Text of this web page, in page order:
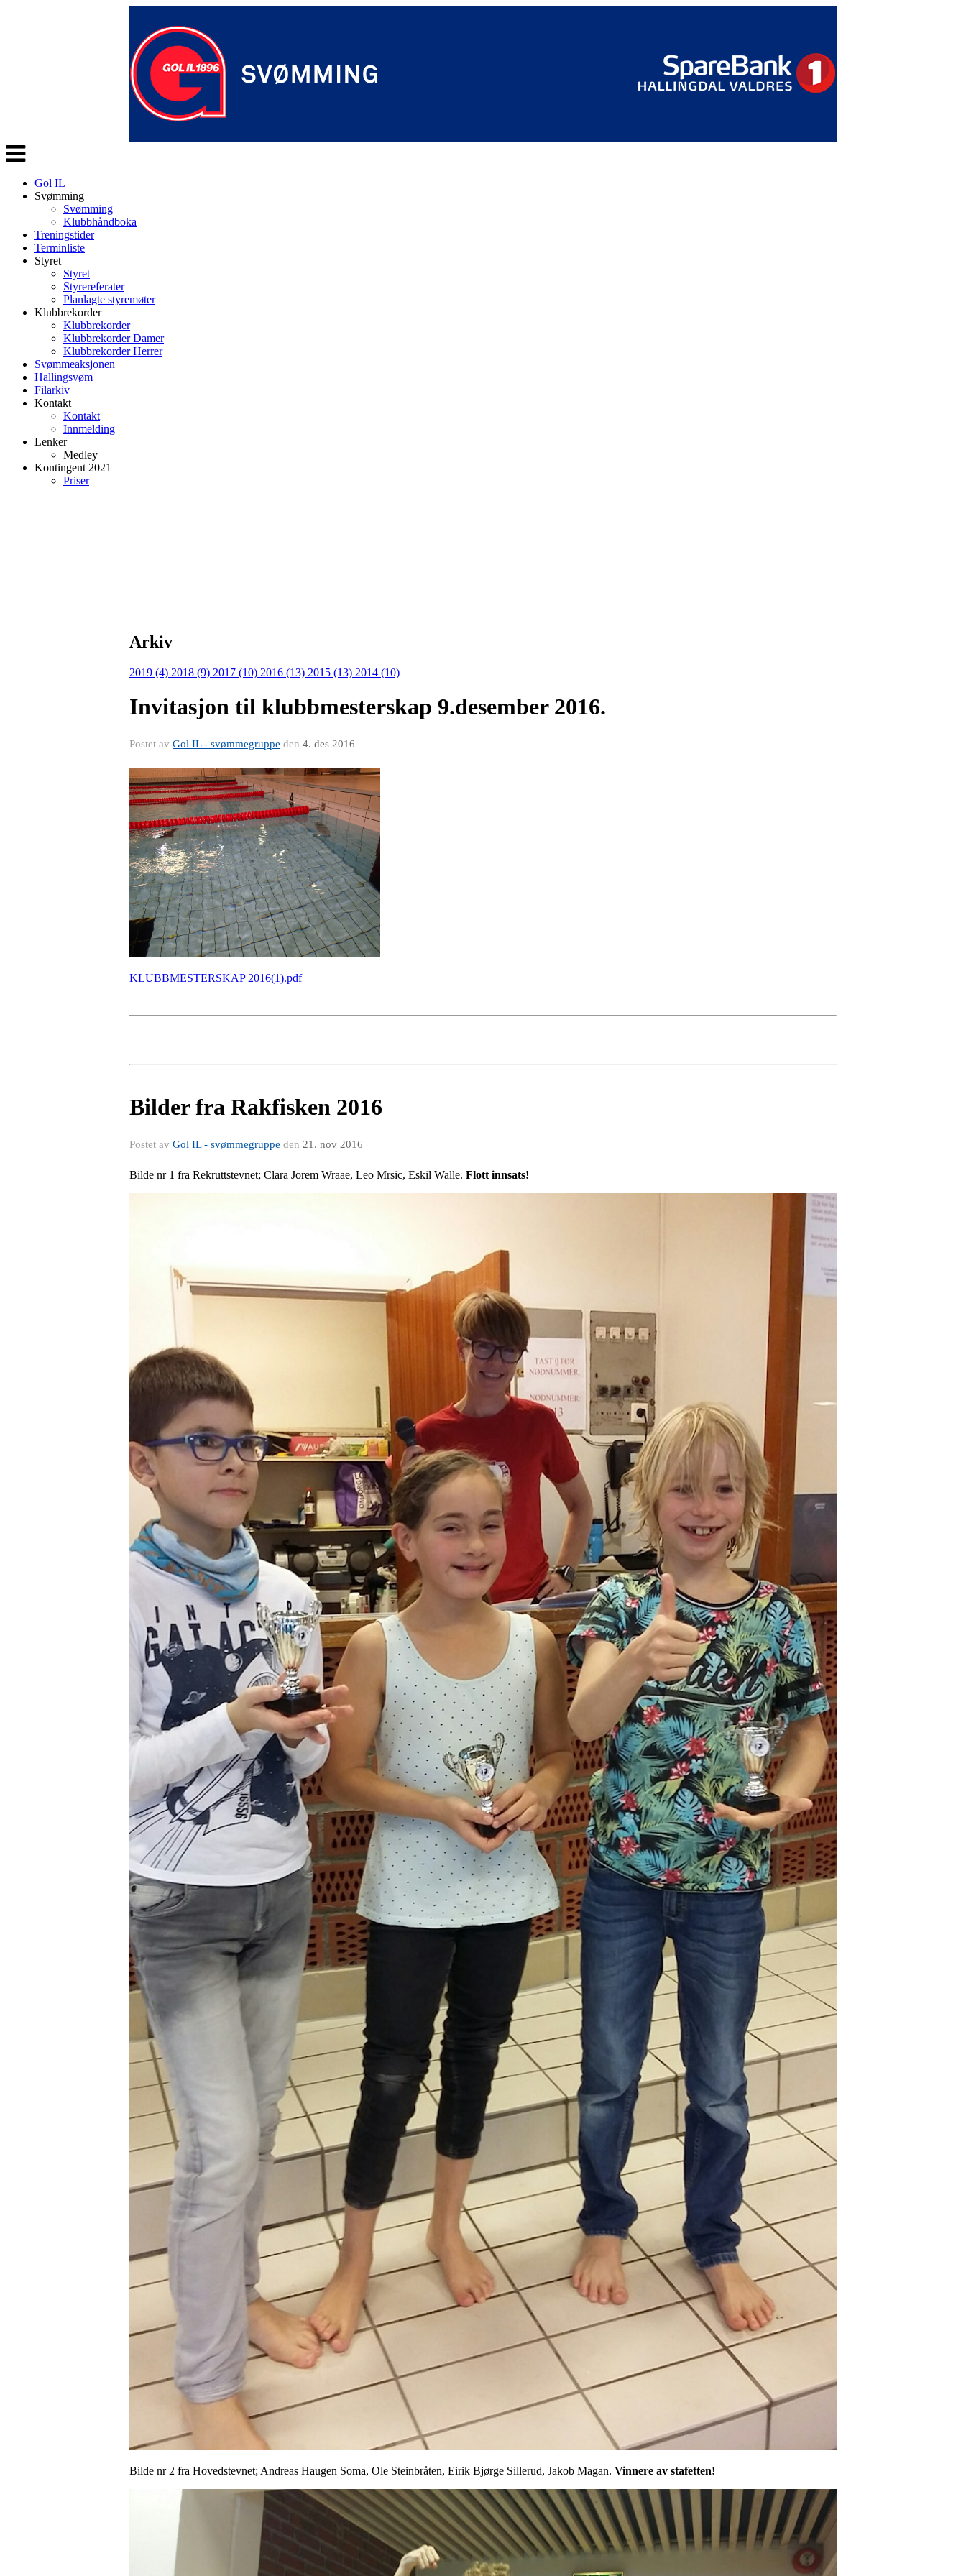
Veksle
navigasjon
Gol IL
Svømming
Svømming
Klubbhåndboka
Treningstider
Terminliste
Styret
Styret
Styrereferater
Planlagte styremøter
Klubbrekorder
Klubbrekorder
Klubbrekorder Damer
Klubbrekorder Herrer
Svømmeaksjonen
Hallingsvøm
Filarkiv
Kontakt
Kontakt
Innmelding
Lenker
Medley
Kontingent 2021
Priser
Arkiv
2019 (4) 2018 (9) 2017 (10) 2016 (13) 2015 (13) 2014 (10)
Invitasjon til klubbmesterskap 9.desember 2016.
Postet av Gol IL - svømmegruppe den 4. des 2016
KLUBBMESTERSKAP 2016(1).pdf
Bilder fra Rakfisken 2016
Postet av Gol IL - svømmegruppe den 21. nov 2016
Bilde nr 1 fra Rekruttstevnet; Clara Jorem Wraae, Leo Mrsic, Eskil Walle. Flott innsats!
Bilde nr 2 fra Hovedstevnet; Andreas Haugen Soma, Ole Steinbråten, Eirik Bjørge Sillerud, Jakob Magan. Vinnere av stafetten!